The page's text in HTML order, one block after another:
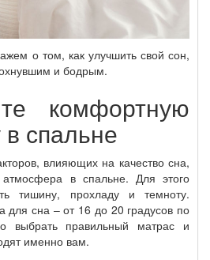
о том, как улучшить свой сон,
и бодрым.
комфортную
спальне
влияющих на качество сна,
в спальне. Для этого
тишину, прохладу и темноту.
для сна – от 16 до 20 градусов по
выбрать правильный матрас и
именно вам.